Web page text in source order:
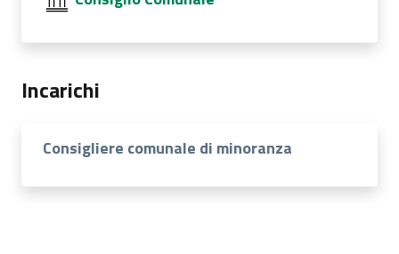
Incarichi
Consigliere comunale di minoranza